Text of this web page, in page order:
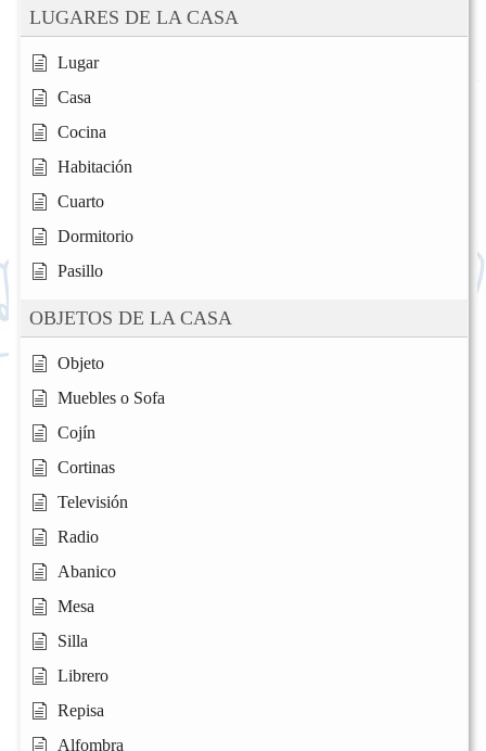
LUGARES DE LA CASA
Lugar
Casa
Cocina
Habitación
Cuarto
Dormitorio
Pasillo
OBJETOS DE LA CASA
Objeto
Muebles o Sofa
Cojín
Cortinas
Televisión
Radio
Abanico
Mesa
Silla
Librero
Repisa
Alfombra